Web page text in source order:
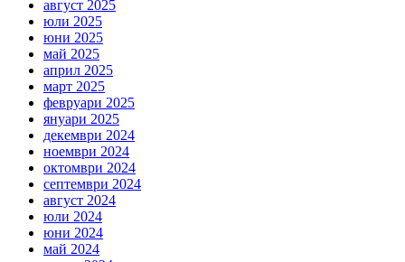
август 2025
юли 2025
юни 2025
май 2025
април 2025
март 2025
февруари 2025
януари 2025
декември 2024
ноември 2024
октомври 2024
септември 2024
август 2024
юли 2024
юни 2024
май 2024